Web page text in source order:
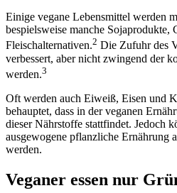
Einige vegane Lebensmittel werden
bespielsweise manche Sojaprodukte,
Fleischalternativen.2 Die Zufuhr des
verbessert, aber nicht zwingend der
werden.3
Oft werden auch Eiweiß, Eisen und
behauptet, dass in der veganen
dieser Nährstoffe stattfindet. Jedoch
ausgewogene pflanzliche Ernährung
werden.
Veganer essen nur